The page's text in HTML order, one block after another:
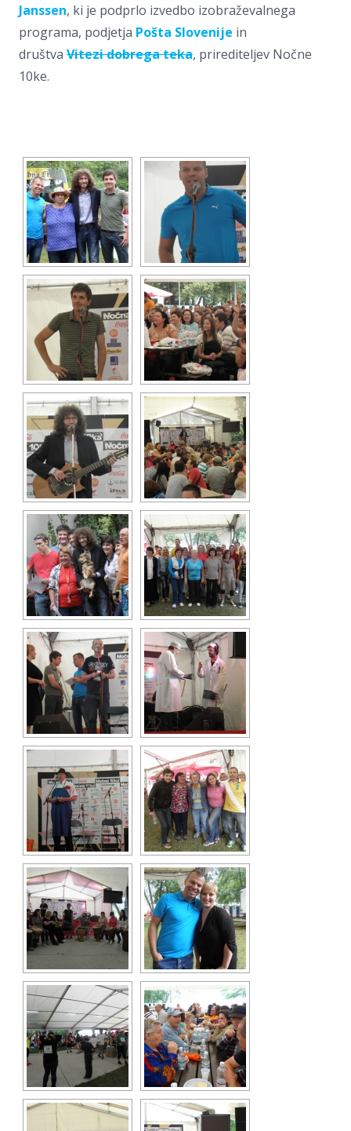
Janssen, ki je podprlo izvedbo izobraževalnega
programa, podjetja Pošta Slovenije in
društva Vitezi dobrega teka, prirediteljev Nočne
10ke.